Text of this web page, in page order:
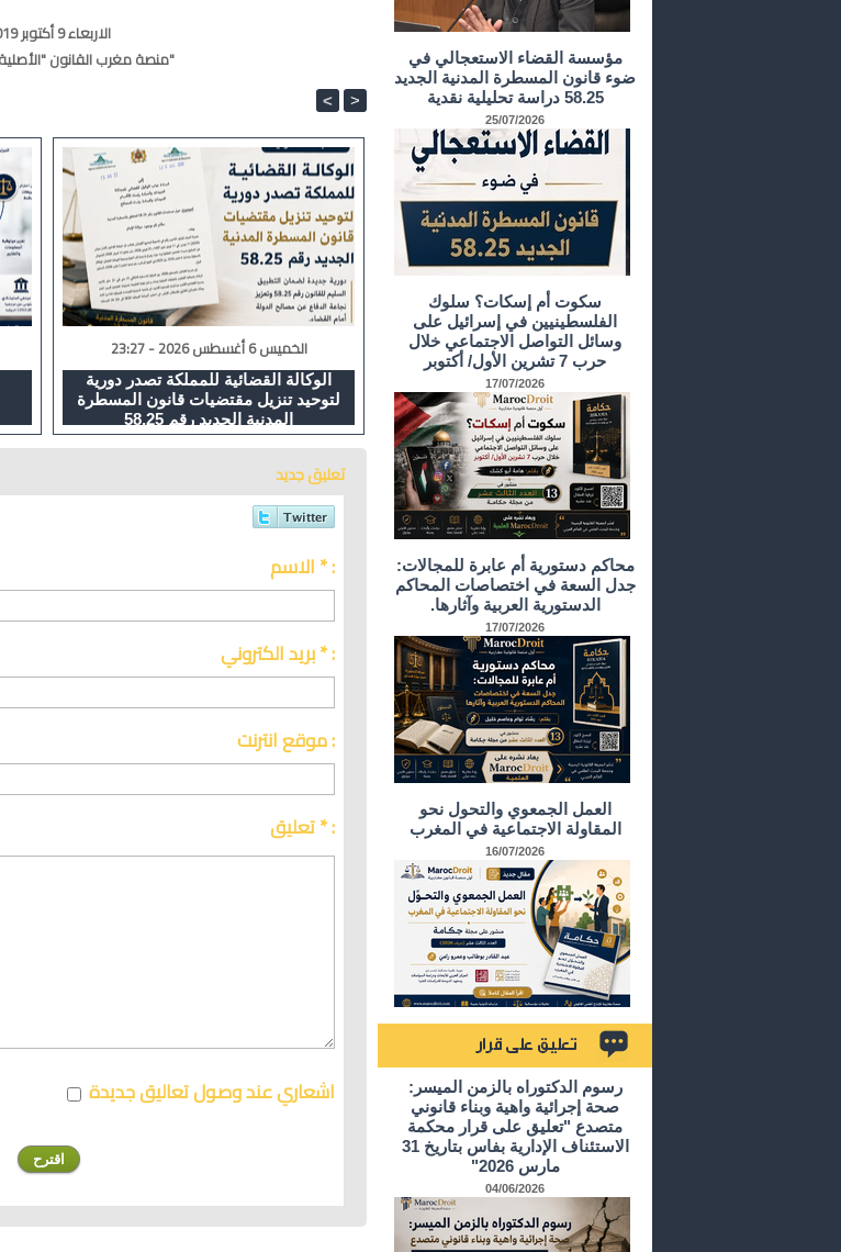
الاربعاء 9 أكتوبر 2019
MarocDroit منصة مغرب القانون "الأصلية"
< >
الخميس 6 أغسطس 2026 - 23:27
الوكالة القضائية للمملكة تصدر دورية
لتوحيد تنزيل مقتضيات قانون المسطرة
المدنية الجديد رقم 58.25
تعليق جديد
الاسم * :
بريد الكتروني * :
موقع انترنت :
تعليق * :
اشعاري عند وصول تعاليق جديدة
مؤسسة القضاء الاستعجالي في
ضوء قانون المسطرة المدنية الجديد
58.25 دراسة تحليلية نقدية
25/07/2026
سكوت أم إسكات؟ سلوك
الفلسطينيين في إسرائيل على
وسائل التواصل الاجتماعي خلال
حرب 7 تشرين الأول/ أكتوبر
17/07/2026
محاكم دستورية أم عابرة للمجالات:
جدل السعة في اختصاصات المحاكم
الدستورية العربية وآثارها.
17/07/2026
العمل الجمعوي والتحول نحو
المقاولة الاجتماعية في المغرب
16/07/2026
رسوم الدكتوراه بالزمن الميسر:
صحة إجرائية واهية وبناء قانوني
متصدع "تعليق على قرار محكمة
الاستئناف الإدارية بفاس بتاريخ 31
مارس 2026"
04/06/2026